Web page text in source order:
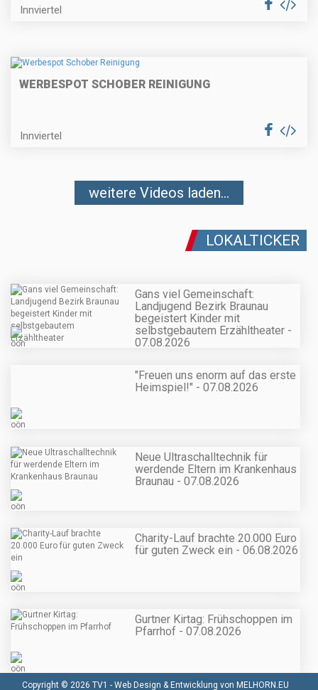
Innviertel
WERBESPOT SCHOBER REINIGUNG
Innviertel
weitere Videos laden...
LOKALTICKER
Gans viel Gemeinschaft:
Landjugend Bezirk Braunau
begeistert Kinder mit
selbstgebautem Erzähltheater -
07.08.2026
"Freuen uns enorm auf das erste
Heimspiel!" - 07.08.2026
Neue Ultraschalltechnik für
werdende Eltern im Krankenhaus
Braunau - 07.08.2026
Charity-Lauf brachte 20.000 Euro
für guten Zweck ein - 06.08.2026
Gurtner Kirtag: Frühschoppen im
Pfarrhof - 07.08.2026
Copyright © 2026 TV1 - Web Design & Entwicklung von MELHORN.EU